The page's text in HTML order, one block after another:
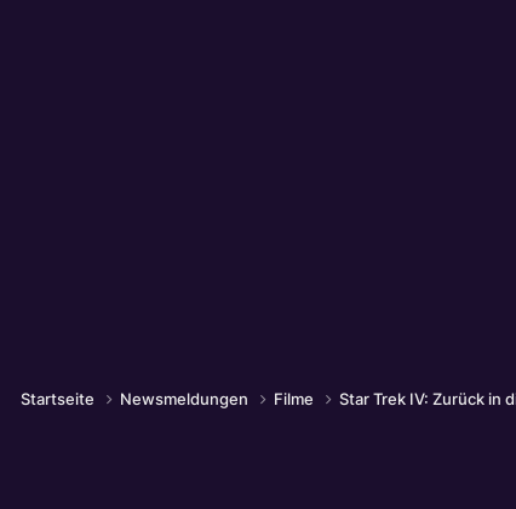
Startseite Newsmeldungen Filme Star Trek IV: Zurück in